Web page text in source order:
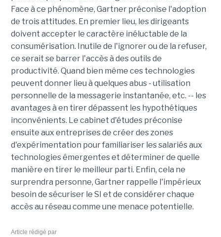
Face à ce phénomène, Gartner préconise l'adoption
de trois attitudes. En premier lieu, les dirigeants
doivent accepter le caractère inéluctable de la
consumérisation. Inutile de l'ignorer ou de la refuser,
ce serait se barrer l'accès à des outils de
productivité. Quand bien même ces technologies
peuvent donner lieu à quelques abus - utilisation
personnelle de la messagerie instantanée, etc. -- les
avantages à en tirer dépassent les hypothétiques
inconvénients. Le cabinet d'études préconise
ensuite aux entreprises de créer des zones
d'expérimentation pour familiariser les salariés aux
technologies émergentes et déterminer de quelle
manière en tirer le meilleur parti. Enfin, cela ne
surprendra personne, Gartner rappelle l'impérieux
besoin de sécuriser le SI et de considérer chaque
accès au réseau comme une menace potentielle.
Article rédigé par